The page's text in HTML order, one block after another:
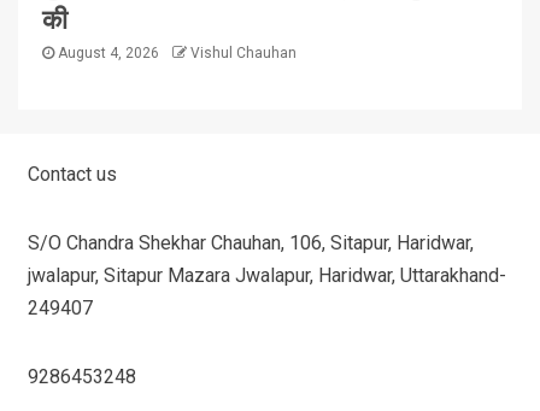
की
August 4, 2026 Vishul Chauhan
Contact us
S/O Chandra Shekhar Chauhan, 106, Sitapur, Haridwar,
jwalapur, Sitapur Mazara Jwalapur, Haridwar, Uttarakhand-
249407
9286453248